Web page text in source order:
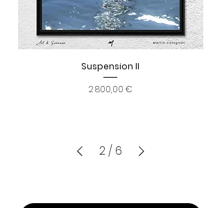
Suspension II
Prix
2 800,00 €
2 / 6